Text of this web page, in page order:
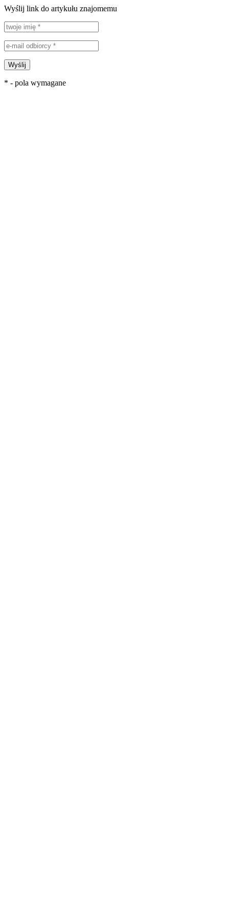
Wyślij link do artykułu znajomemu
Wyślij
* - pola wymagane